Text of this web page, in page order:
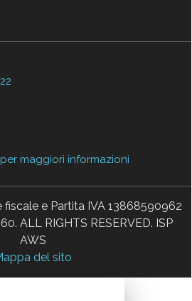
maggiori informazioni
e Partita IVA 13868590962
ALL RIGHTS RESERVED. ISP
AWS
del sito